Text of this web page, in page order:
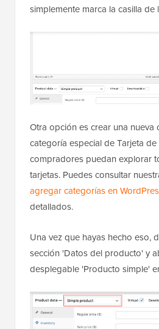
simplemente marca la casilla de
Otra opción es crear una nueva
categoría especial de Tarjeta
compradores puedan explorar
tarjetas. Puedes consultar
agregar categorías en
detallados.
Una vez que hayas hecho eso,
sección 'Datos del producto' y
desplegable 'Producto simple'